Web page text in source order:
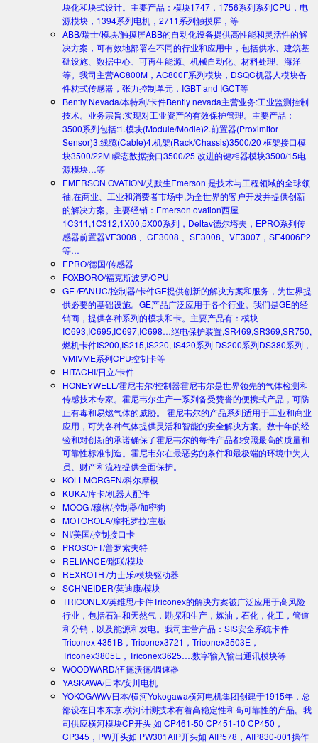
块化和块式设计。主要产品：模块1747，1756系列系列CPU，电
源模块，1394系列电机，2711系列触摸屏，等
ABB/瑞士/模块/触摸屏ABB的自动化设备提供高性能和灵活性的解
决方案，可有效地部署在不同的行业和应用中，包括供水、建筑基
础设施、数据中心、可再生能源、机械自动化、材料处理、海洋
等。我司主营AC800M，AC800F系列模块，DSQC机器人模块备
件枕式传感器，张力控制单元，IGBT and IGCT等
Bently Nevada/本特利/卡件Bently nevada主营业务:工业监测控制
技术。业务宗旨:实现对工业资产的有效保护管理。主要产品：
3500系列包括:1.模块(Module/Modle)2.前置器(Proximitor
Sensor)3.线缆(Cable)4.机架(Rack/Chassis)3500/20 框架接口模
块3500/22M 瞬态数据接口3500/25 改进的键相器模块3500/15电
源模块…等
EMERSON OVATION/艾默生Emerson 是技术与工程领域的全球领
袖,在商业、工业和消费者市场中,为全世界的客户开发并提供创新
的解决方案。主要经销：Emerson ovation西屋
1C311,1C312,1X00,5X00系列，Deltav德尔塔夫，EPRO系列传
感器前置器VE3008 、CE3008 、SE3008、VE3007，SE4006P2
等…
EPRO/德国/传感器
FOXBORO/福克斯波罗/CPU
GE /FANUC/控制器/卡件GE提供创新的解决方案和服务，为世界提
供必要的基础设施。GE产品广泛应用于各个行业。我们是GE的经
销商，提供各种系列的模块和卡。主要产品有：模块
IC693,IC695,IC697,IC698…继电保护装置,SR469,SR369,SR750,
燃机卡件IS200,IS215,IS220, IS420系列 DS200系列DS380系列，
VMIVME系列CPU控制卡等
HITACHI/日立/卡件
HONEYWELL/霍尼韦尔/控制器霍尼韦尔是世界领先的气体检测和
传感技术专家。霍尼韦尔生产一系列备受赞誉的便携式产品，可防
止有毒和易燃气体的威胁。 霍尼韦尔的产品系列适用于工业和商业
应用，可为各种气体提供灵活和智能的安全解决方案。数十年的经
验和对创新的承诺确保了霍尼韦尔的每件产品都按照最高的质量和
可靠性标准制造。霍尼韦尔在最恶劣的条件和最极端的环境中为人
员、财产和流程提供全面保护。
KOLLMORGEN/科尔摩根
KUKA/库卡/机器人配件
MOOG /穆格/控制器/加密狗
MOTOROLA/摩托罗拉/主板
NI/美国/控制接口卡
PROSOFT/普罗索夫特
RELIANCE/瑞联/模块
REXROTH /力士乐/模块驱动器
SCHNEIDER/莫迪康/模块
TRICONEX/英维思/卡件Triconex的解决方案被广泛应用于高风险
行业，包括石油和天然气，勘探和生产，炼油，石化，化工，管道
和分销，以及能源和发电。我司主营产品：SIS安全系统卡件
Triconex 4351B，Triconex3721，Triconex3503E，
Triconex3805E，Triconex3625….数字输入输出通讯模块等
WOODWARD/伍德沃德/调速器
YASKAWA/日本/安川电机
YOKOGAWA/日本/横河Yokogawa横河电机集团创建于1915年，总
部设在日本东京.横河计测技术有着高稳定性和高可靠性的产品。我
司供应横河模块CP开头 如 CP461-50 CP451-10 CP450，
CP345，PW开头如 PW301AIP开头如 AIP578，AIP830-001操作